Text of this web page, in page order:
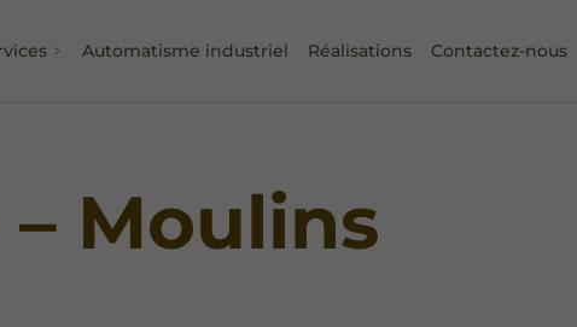
Automatisme industriel Réalisations Contactez-nous
Moulins